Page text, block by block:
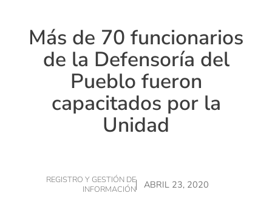
Más de 70 funcionarios
de la Defensoría del
Pueblo fueron
capacitados por la
Unidad
REGISTRO Y GESTIÓN DE
INFORMACIÓN
ABRIL 23, 2020